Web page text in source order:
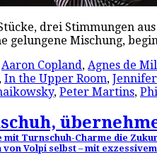
drei Stimmungen
gelungene Mischung,
Aaron Copland, Agnes de
, In the Upper Room,
, Peter Martins,
mit Turnschuh-Charme die
Volpi selbst – mit